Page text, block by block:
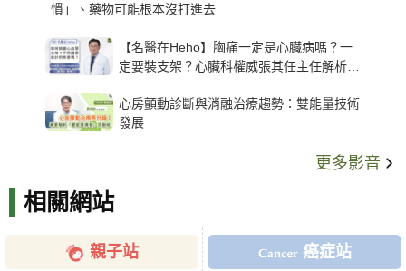
慣」、藥物可能根本沒打進去
【名醫在Heho】胸痛一定是心臟病嗎？一
定要裝支架？心臟科權威張其任主任解析支
心房顫動診斷與消融治療趨勢：雙能量技術
發展
更多影音
相關網站
親子站 癌症站